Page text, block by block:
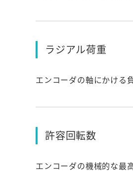
ラジアル荷重
エンコーダの軸にかける
許容回転数
エンコーダの機械的な最